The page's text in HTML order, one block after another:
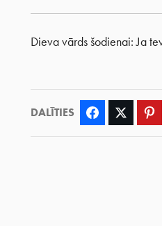
Dieva vārds šodienai: Ja
DALĪTIES Facebook Twitter